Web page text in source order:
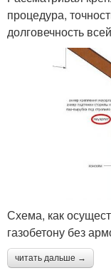
процедура,
долговечность
Схема, как
газобетону без
читать дальше →